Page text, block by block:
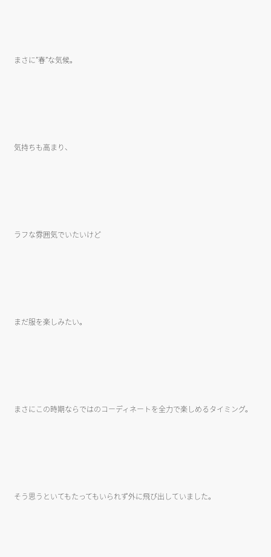
まさに”春”な気候。
気持ちも高まり、
ラフな雰囲気でいたいけど
まだ服を楽しみたい。
まさにこの時期ならではのコーディネートを全力で楽しめるタイミング。
そう思うといてもたってもいられず外に飛び出していました。